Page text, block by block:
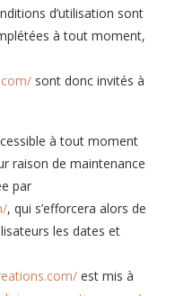
d’utilisation sont
à tout moment,
sont donc invités à
à tout moment
raison de maintenance
par
, qui s’efforcera alors de
les dates et
est mis à